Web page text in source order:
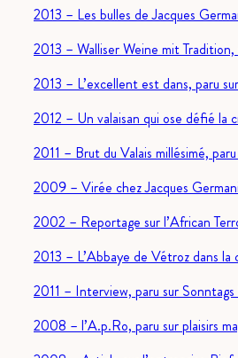
2013 – Les bulles de Jacques
2013 – Walliser Weine mit
2013 – L’excellent est dans, paru
2012 – Un valaisan qui ose défié la
2011 – Brut du Valais millésimé,
2009 – Virée chez Jacques
2002 – Reportage sur l’African
2013 – L’Abbaye de Vétroz dans
2011 – Interview, paru sur
2008 – l’A.p.Ro, paru sur plaisirs